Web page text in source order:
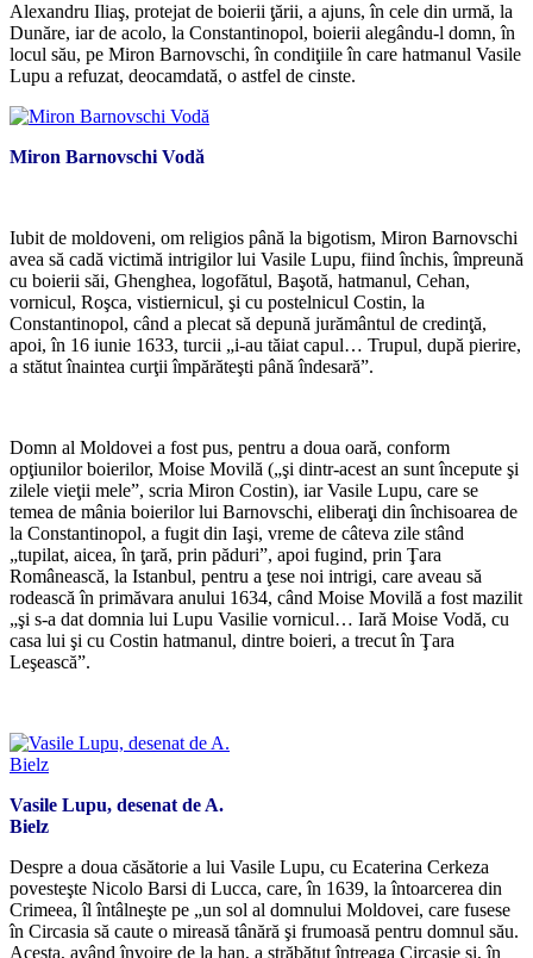
Alexandru Iliaş, protejat de boierii ţării, a ajuns, în cele din urmă, la
Dunăre, iar de acolo, la Constantinopol, boierii alegându-l domn, în
locul său, pe Miron Barnovschi, în condiţiile în care hatmanul Vasile
Lupu a refuzat, deocamdată, o astfel de cinste.
Miron Barnovschi Vodă
Iubit de moldoveni, om religios până la bigotism, Miron Barnovschi
avea să cadă victimă intrigilor lui Vasile Lupu, fiind închis, împreună
cu boierii săi, Ghenghea, logofătul, Başotă, hatmanul, Cehan,
vornicul, Roşca, vistiernicul, şi cu postelnicul Costin, la
Constantinopol, când a plecat să depună jurământul de credinţă,
apoi, în 16 iunie 1633, turcii „i-au tăiat capul… Trupul, după pierire,
a stătut înaintea curţii împărăteşti până îndesară”.
Domn al Moldovei a fost pus, pentru a doua oară, conform
opţiunilor boierilor, Moise Movilă („şi dintr-acest an sunt începute şi
zilele vieţii mele”, scria Miron Costin), iar Vasile Lupu, care se
temea de mânia boierilor lui Barnovschi, eliberaţi din închisoarea de
la Constantinopol, a fugit din Iaşi, vreme de câteva zile stând
„tupilat, aicea, în ţară, prin păduri”, apoi fugind, prin Ţara
Românească, la Istanbul, pentru a ţese noi intrigi, care aveau să
rodească în primăvara anului 1634, când Moise Movilă a fost mazilit
„şi s-a dat domnia lui Lupu Vasilie vornicul… Iară Moise Vodă, cu
casa lui şi cu Costin hatmanul, dintre boieri, a trecut în Ţara
Leşească”.
Vasile Lupu, desenat de A.
Bielz
Despre a doua căsătorie a lui Vasile Lupu, cu Ecaterina Cerkeza
povesteşte Nicolo Barsi di Lucca, care, în 1639, la întoarcerea din
Crimeea, îl întâlneşte pe „un sol al domnului Moldovei, care fusese
în Circasia să caute o mireasă tânără şi frumoasă pentru domnul său.
Acesta, având învoire de la han, a străbătut întreaga Circasie şi, în